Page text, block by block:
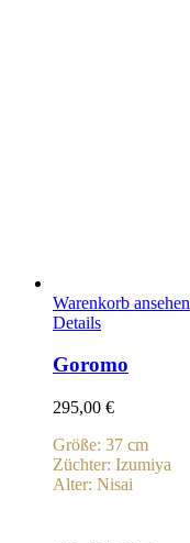
Warenkorb ansehen
Details
Goromo
295,00 €
Größe: 37 cm
Züchter: Izumiya
Alter: Nisai